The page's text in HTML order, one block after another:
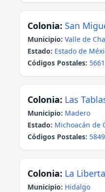
Colonia: San
Municipio: Valle de
Estado: Estado de
Códigos Postales:
Colonia: Las
Municipio: Madero
Estado: Michoacán de
Códigos Postales:
Colonia: La
Municipio: Hidalgo